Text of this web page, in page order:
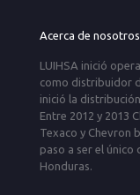
Acerca de nosotros
LUIHSA inició
como distribuidor
inició la
Entre 2012 y 2013
Texaco y Chevron
paso a ser el
Honduras.